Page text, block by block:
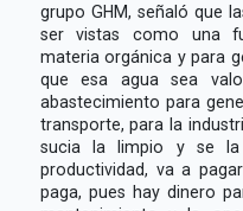
grupo GHM, señaló que
ser vistas como una
materia orgánica y para
que esa agua sea
abastecimiento para
transporte, para la
sucia la limpio y se
productividad, va a
paga, pues hay dinero